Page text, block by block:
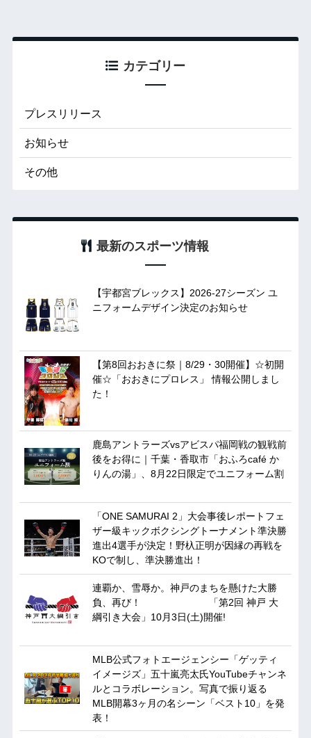
カテゴリー
プレスリリース
お知らせ
その他
最新のスポーツ情報
【宇都宮ブレックス】2026-27シーズン ユ
ニフォームデザイン決定のお知らせ
【第8回おおきに祭｜8/29・30開催】☆初開
催☆「おおきにプロレス」 情報公開しまし
た！
鹿島アントラーズvsアビスパ福岡戦の観戦前
後をお得に｜千葉・香取市「おふろcafé か
りんの湯」、8月22日限定でユニフォーム割
「ONE SAMURAI 2」大会事後レポートフェ
ザー級キックボクシングトーナメント準決勝
進出4選手が決定！野杁正明が因縁の再戦を
KOで制し、準決勝進出！
連覇か、雪辱か。神戸のまちを懸けた大勝
負、再び！ 「第2回 神戸 大
綱引き大会」10月3日(土)開催!
MLB公式フォトエージェンシー「ゲッティ
イメージズ」五十嵐亮太氏YouTubeチャンネ
ルとコラボレーション。写真で振り返る
MLB開幕3ヶ月の名シーン「ベスト10」を発
表！